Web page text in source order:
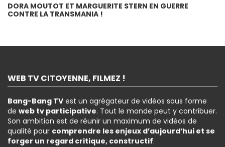
DORA MOUTOT ET MARGUERITE STERN EN GUERRE
CONTRE LA TRANSMANIA !
WEB TV CITOYENNE, FILMEZ !
Bang-Bang TV est un agrégateur de vidéos sous forme
de web tv participative. Tout le monde peut y contribuer.
Son ambition est de réunir un maximum de vidéos de
qualité pour comprendre les enjeux d’aujourd’hui et se
forger un regard critique, constructif.